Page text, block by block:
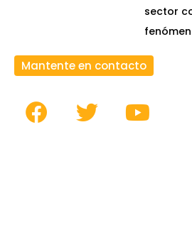
sector
Mantente en contacto